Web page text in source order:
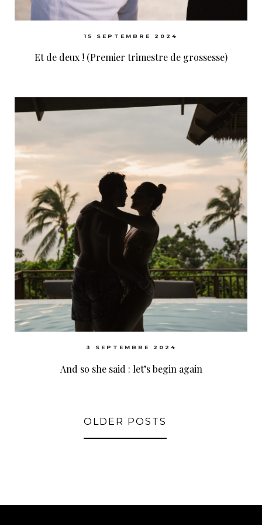
15 SEPTEMBRE 2024
Et de deux ! (Premier trimestre de grossesse)
3 SEPTEMBRE 2024
And so she said : let’s begin again
OLDER POSTS